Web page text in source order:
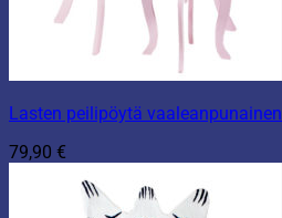
Lasten peilipöytä vaaleanpunainen
79,90 €